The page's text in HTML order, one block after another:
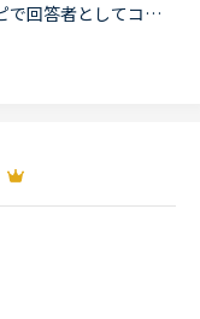
Duo3.0を使ったレッスンについて他のトピで回答者としてコメントし、詳しく教えてとリクエストを頂いたのでシェアさせて頂きます。※Duoファンではありますが、関係者とか回しモンとかじゃありません。【目的】Duo...